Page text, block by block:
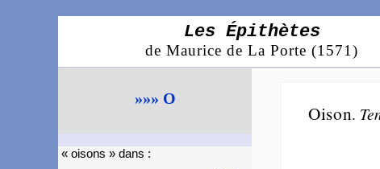
Les Épithètes
de Maurice de La Porte (1571)
»»» O
« oi­sons » dans :
Oison.